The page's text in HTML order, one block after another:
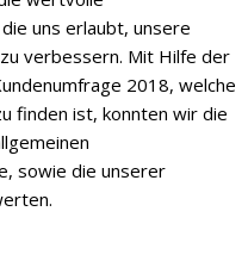
uns erlaubt, unsere
verbessern. Mit Hilfe der
2018, welche
finden ist, konnten wir die
sowie die unserer